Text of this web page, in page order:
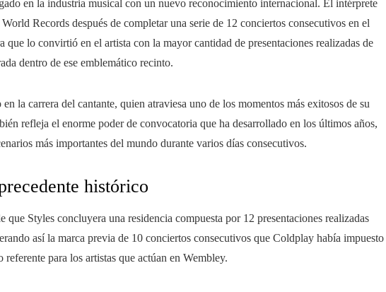
en la industria musical con un nuevo reconocimiento internacional. El intérprete
Records después de completar una serie de 12 conciertos consecutivos en el
lo convirtió en el artista con la mayor cantidad de presentaciones realizadas de
dentro de ese emblemático recinto.
la carrera del cantante, quien atraviesa uno de los momentos más exitosos de su
refleja el enorme poder de convocatoria que ha desarrollado en los últimos años,
más importantes del mundo durante varios días consecutivos.
histórico
que Styles concluyera una residencia compuesta por 12 presentaciones realizadas
así la marca previa de 10 conciertos consecutivos que Coldplay había impuesto
para los artistas que actúan en Wembley.